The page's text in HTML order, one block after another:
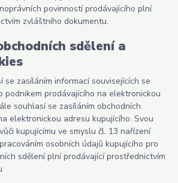
povinností prodávajícího plní
zvláštního dokumentu.
sdělení a
se zasíláním informací souvisejících se
podnikem prodávajícího na elektronickou
souhlasí se zasíláním obchodních
elektronickou adresu kupujícího. Svou
kupujícímu ve smyslu čl. 13 nařízení
osobních údajů kupujícího pro
sdělení plní prodávající prostřednictvím